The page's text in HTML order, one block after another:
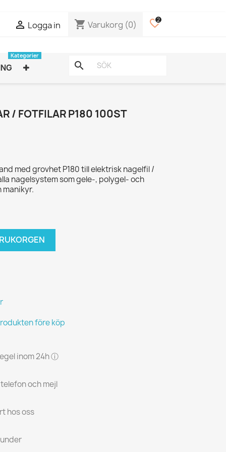
 Logga in shopping_cart Varukorg (0) favorite_border
2
Kategorier
search
/ FOTFILAR P180 100ST
med grovhet P180 till elektrisk nagelfil /
nagelsystem som gele-, polygel- och
manikyr.
före köp
inom 24h ⓘ
och mejl
hos oss